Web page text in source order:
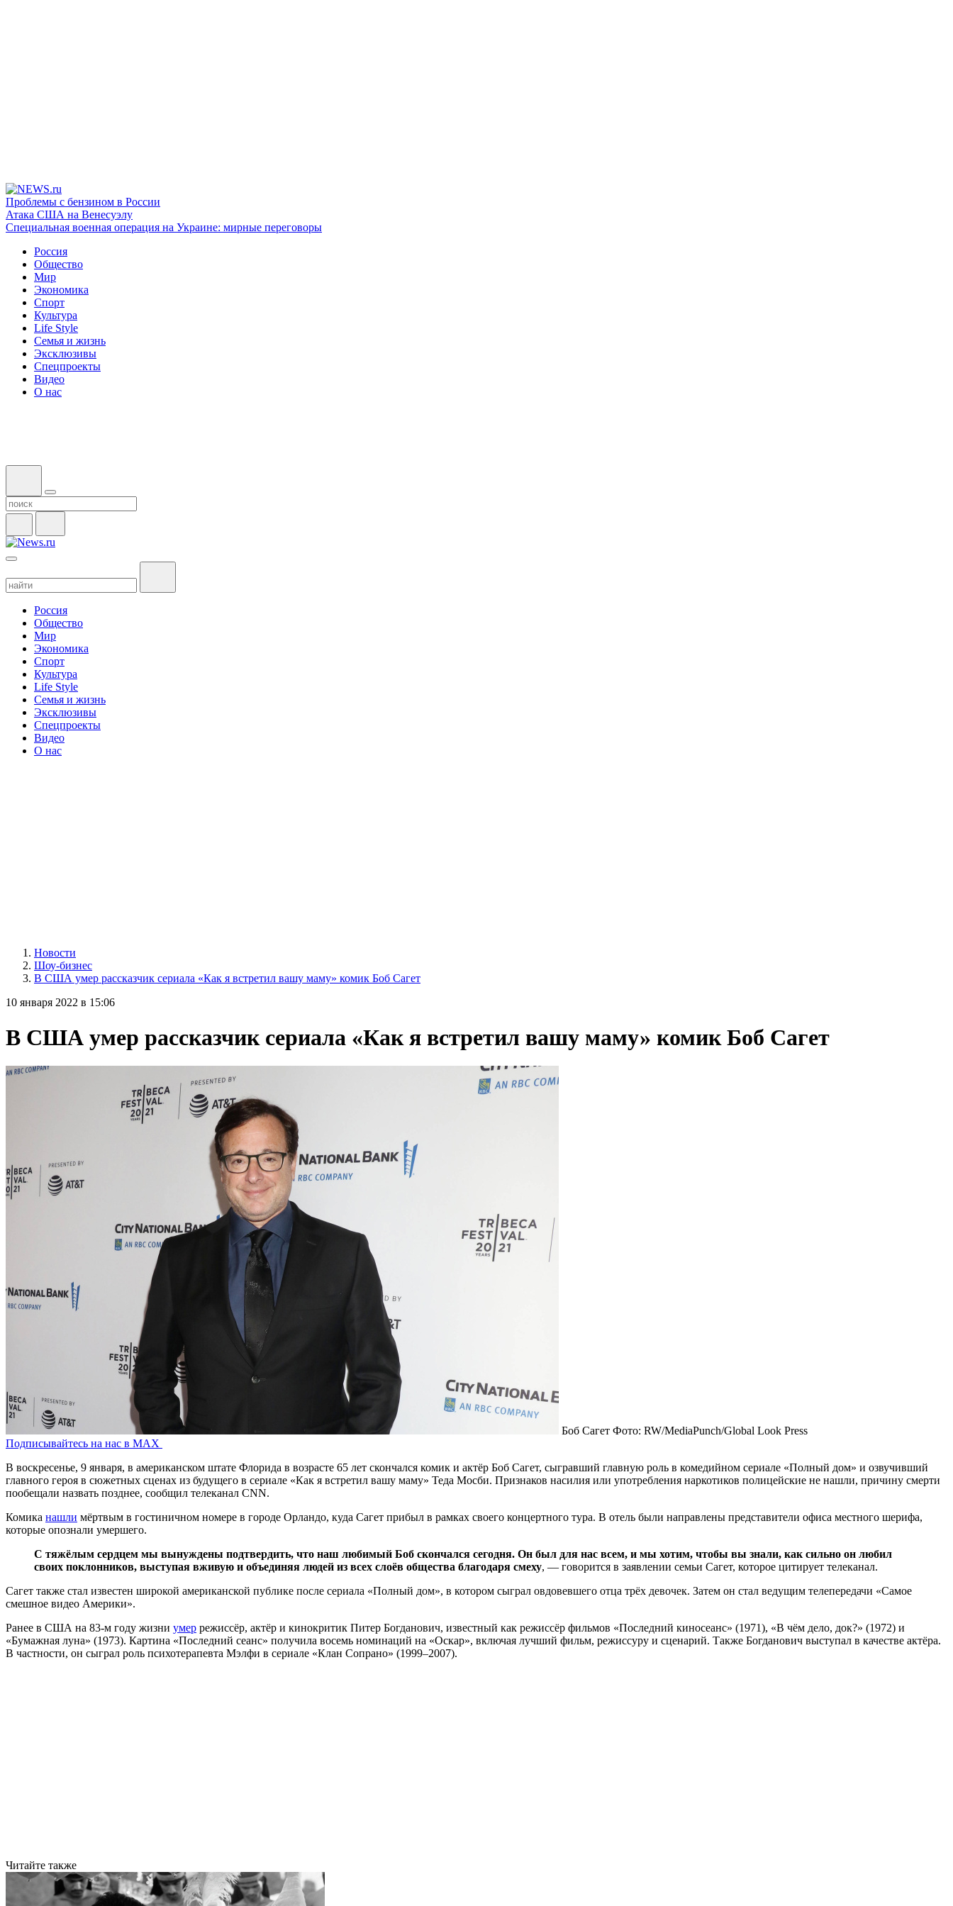
Проблемы с бензином в России
Атака США на Венесуэлу
Специальная военная операция на Украине: мирные переговоры
Россия
Общество
Мир
Экономика
Спорт
Культура
Life Style
Семья и жизнь
Эксклюзивы
Спецпроекты
Видео
О нас
Россия
Общество
Мир
Экономика
Спорт
Культура
Life Style
Семья и жизнь
Эксклюзивы
Спецпроекты
Видео
О нас
Новости
Шоу-бизнес
В США умер рассказчик сериала «Как я встретил вашу маму» комик Боб Сагет
10 января 2022 в 15:06
В США умер рассказчик сериала «Как я встретил вашу маму» комик Боб Сагет
Боб Сагет Фото: RW/MediaPunch/Global Look Press
Подписывайтесь на нас в MAX
В воскресенье, 9 января, в американском штате Флорида в возрасте 65 лет скончался комик и актёр Боб Сагет, сыгравший главную роль в комедийном сериале «Полный дом» и озвучивший
главного героя в сюжетных сценах из будущего в сериале «Как я встретил вашу маму» Теда Мосби. Признаков насилия или употребления наркотиков полицейские не нашли, причину смерти
пообещали назвать позднее, сообщил телеканал CNN.
Комика нашли мёртвым в гостиничном номере в городе Орландо, куда Сагет прибыл в рамках своего концертного тура. В отель были направлены представители офиса местного шерифа,
которые опознали умершего.
С тяжёлым сердцем мы вынуждены подтвердить, что наш любимый Боб скончался сегодня. Он был для нас всем, и мы хотим, чтобы вы знали, как сильно он любил
своих поклонников, выступая вживую и объединяя людей из всех слоёв общества благодаря смеху, — говорится в заявлении семьи Сагет, которое цитирует телеканал.
Сагет также стал известен широкой американской публике после сериала «Полный дом», в котором сыграл овдовевшего отца трёх девочек. Затем он стал ведущим телепередачи «Самое
смешное видео Америки».
Ранее в США на 83-м году жизни умер режиссёр, актёр и кинокритик Питер Богданович, известный как режиссёр фильмов «Последний киносеанс» (1971), «В чём дело, док?» (1972) и
«Бумажная луна» (1973). Картина «Последний сеанс» получила восемь номинаций на «Оскар», включая лучший фильм, режиссуру и сценарий. Также Богданович выступал в качестве актёра.
В частности, он сыграл роль психотерапевта Мэлфи в сериале «Клан Сопрано» (1999–2007).
Читайте также